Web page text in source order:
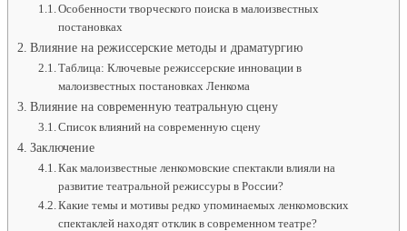
Особенности творческого поиска в малоизвестных
постановках
Влияние на режиссерские методы и драматургию
Таблица: Ключевые режиссерские инновации в
малоизвестных постановках Ленкома
Влияние на современную театральную сцену
Список влияний на современную сцену
Заключение
Как малоизвестные ленкомовские спектакли влияли на
развитие театральной режиссуры в России?
Какие темы и мотивы редко упоминаемых ленкомовских
спектаклей находят отклик в современном театре?